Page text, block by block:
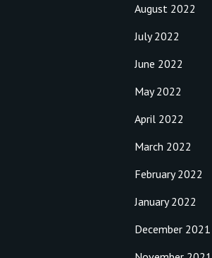
August 2022
July 2022
June 2022
May 2022
April 2022
March 2022
February 2022
January 2022
December 2021